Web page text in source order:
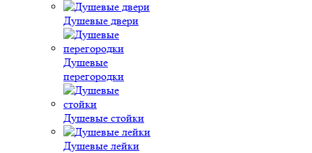
Душевые двери
Душевые
перегородки
Душевые стойки
Душевые лейки